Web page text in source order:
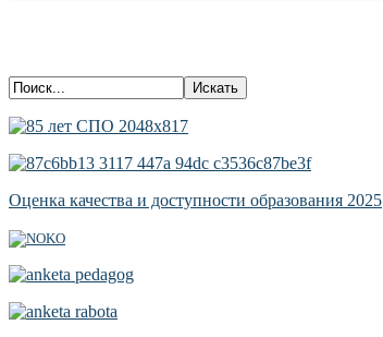
Оценка качества и доступности образования 2025